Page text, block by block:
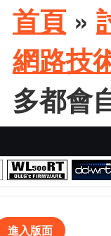
首頁 »
網路技
多都會